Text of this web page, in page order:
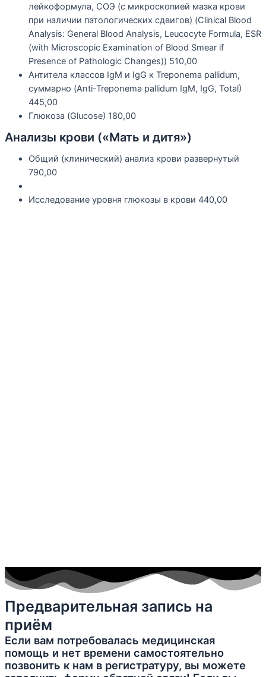
лейкоформула, СОЭ (с микроскопией мазка крови
при наличии патологических сдвигов) (Clinical Blood
Analysis: General Blood Analysis, Leucocyte Formula, ESR
(with Microscopic Examination of Blood Smear if
Presence of Pathologic Changes)) 510,00
Aнтитела классов IgM и IgG к Treponema pallidum,
суммарно (Anti-Treponema pallidum IgM, IgG, Total)
445,00
Глюкоза (Glucose) 180,00
Анализы крови («Мать и дитя»)
Общий (клинический) анализ крови развернутый
790,00
Исследование уровня глюкозы в крови 440,00
Предварительная запись на
приём
Если вам потребовалась медицинская
помощь и нет времени самостоятельно
позвонить к нам в регистратуру, вы можете